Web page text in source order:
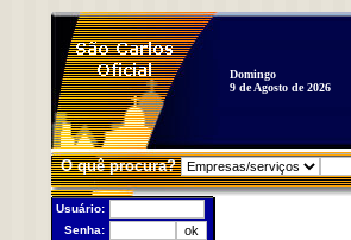
Domingo
9 de Agosto de 2026
O quê procura?
Usuário:
Senha: